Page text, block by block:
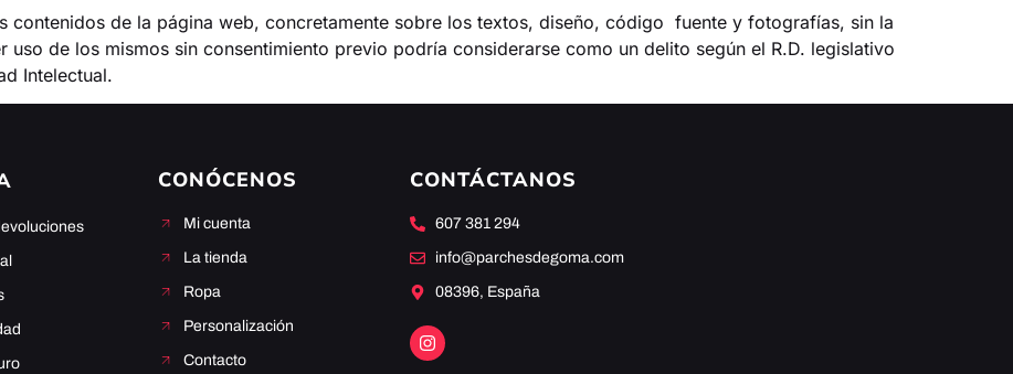
contenidos de la página web, concretamente sobre los textos, diseño, código fuente y fotografías, sin la
uso de los mismos sin consentimiento previo podría considerarse como un delito según el R.D. legislativo
Intelectual.
CONÓCENOS
Mi cuenta
La tienda
Ropa
Personalización
Contacto
CONTÁCTANOS
607 381 294
info@parchesdegoma.com
08396, España